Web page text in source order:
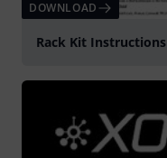
DOWNLOAD
Rack Kit Instructions